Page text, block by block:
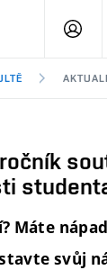
Máte
svůj